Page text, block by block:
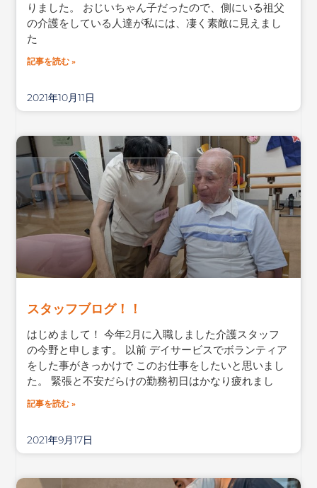
りました。 おじいちゃん子だったので、側にいる祖父
の介護をしている人達が私には、凄く素敵に見えまし
た
記事を読む »
2021年10月11日
スタッフブログ！！
はじめまして！ 今年2月に入職しました介護スタッフ
の今野と申します。 以前 デイサービスでボランティア
をした事がきっかけで このお仕事をしたいと思いまし
た。 緊張と不安だらけの勤務初日はかなり疲れまし
記事を読む »
2021年9月17日